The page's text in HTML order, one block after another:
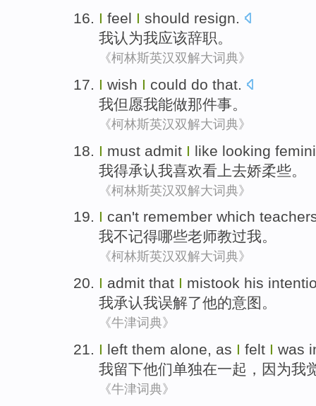
I feel I should resign.
我认为我应该辞职。
《柯林斯英汉双解大词典》
I wish I could do that.
我但愿我能做那件事。
《柯林斯英汉双解大词典》
I must admit I like looking
我得承认我喜欢看上去娇柔些。
《柯林斯英汉双解大词典》
I can't remember which
我不记得哪些老师教过我。
《柯林斯英汉双解大词典》
I admit that I mistook his
我承认我误解了他的意图 。
《牛津词典》
I left them alone, as I felt I was
我留下他们单独在一起 ， 因为我
《牛津词典》